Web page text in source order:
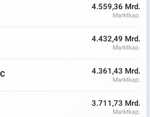
4.559,36 Mrd.
Marktkap.
4.432,49 Mrd.
Marktkap.
4.361,43 Mrd.
Marktkap.
3.711,73 Mrd.
Marktkap.